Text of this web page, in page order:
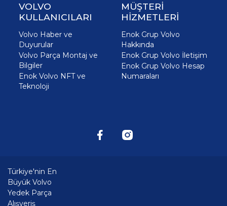
VOLVO
KULLANICILARI
Volvo Haber ve
Duyurular
Volvo Parça Montaj ve
Bilgiler
Enok Volvo NFT ve
Teknoloji
MÜŞTERİ
HİZMETLERİ
Enok Grup Volvo
Hakkında
Enok Grup Volvo İletişim
Enok Grup Volvo Hesap
Numaraları
Türkiye'nin En
Büyük Volvo
Yedek Parça
Alışveriş